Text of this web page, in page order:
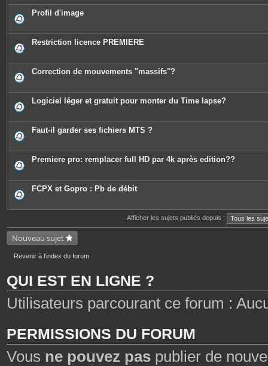
Profil d'image
Restriction licence PREMIERE
Correction de mouvements "massifs"?
Logiciel léger et gratuit pour monter du Time lapse?
Faut-il garder ses fichiers MTS ?
Premiere pro: remplacer full HD par 4k après edition??
FCPX et Gopro : Pb de débit
Afficher les sujets publiés depuis :
Nouveau sujet
Revenir à l’index du forum
QUI EST EN LIGNE ?
Utilisateurs parcourant ce forum :
PERMISSIONS DU FORUM
Vous ne pouvez pas publier de